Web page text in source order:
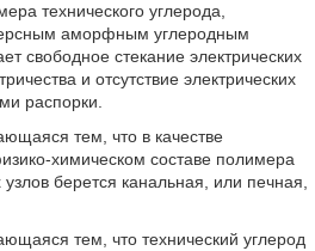
технического углерода,
аморфным углеродным
свободное стекание электрических
и отсутствие электрических
распорки.
тем, что в качестве
химическом составе полимера
берется канальная, или печная,
тем, что технический углерод